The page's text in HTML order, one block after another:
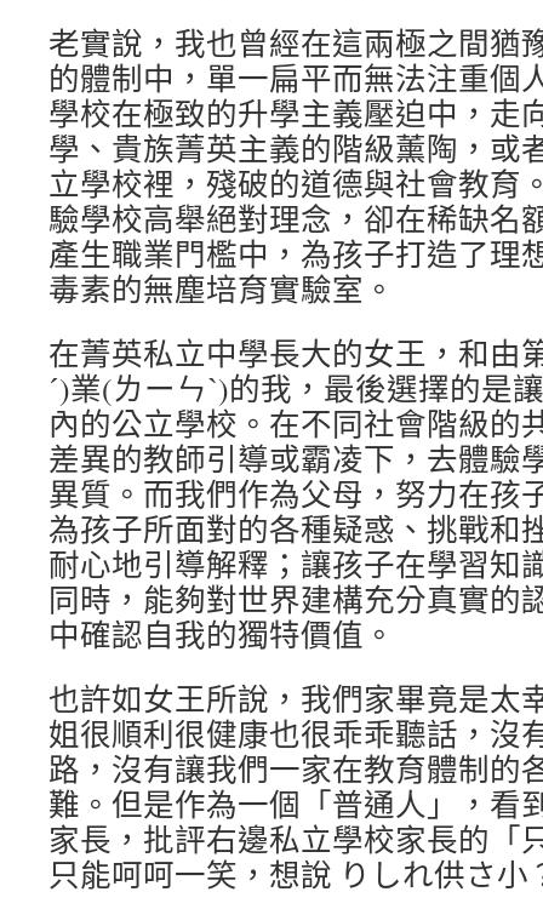
老實說，我也曾經在這兩極之間猶
的體制中，單一扁平而無法注重個
學校在極致的升學主義壓迫中，走
學、貴族菁英主義的階級薰陶，或
立學校裡，殘破的道德與社會教育
驗學校高舉絕對理念，卻在稀缺名
產生職業門檻中，為孩子打造了理
毒素的無塵培育實驗室。
在菁英私立中學長大的女王，和由
ˊ)業(ㄌーㄣˋ)的我，最後選擇的是
內的公立學校。在不同社會階級的
差異的教師引導或霸凌下，去體驗
異質。而我們作為父母，努力在孩
為孩子所面對的各種疑惑、挑戰和
耐心地引導解釋；讓孩子在學習知
同時，能夠對世界建構充分真實的
中確認自我的獨特價值。
也許如女王所說，我們家畢竟是太
姐很順利很健康也很乖乖聽話，沒
路，沒有讓我們一家在教育體制的
難。但是作為一個「普通人」，看
家長，批評右邊私立學校家長的「
只能呵呵一笑，想說 りしれ供さ小